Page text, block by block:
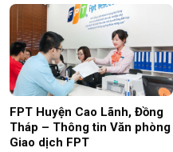
FPT Huyện Cao Lãnh, Đồng
Tháp – Thông tin Văn phòng
Giao dịch FPT